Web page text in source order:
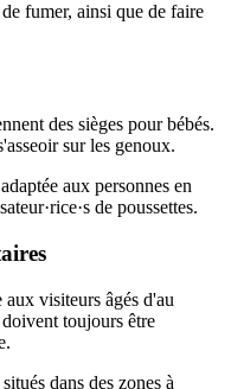
fumer, ainsi que de faire
des sièges pour bébés.
sur les genoux.
aux personnes en
de poussettes.
visiteurs âgés d'au
toujours être
dans des zones à